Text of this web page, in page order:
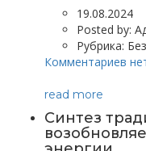
19.08.2024
Posted by:
Рубрика:
Комментариев
read more
Синтез